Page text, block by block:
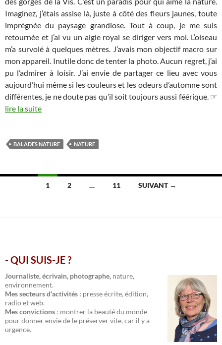
Imaginez, j’étais assise là, juste à côté des fleurs jaunes, toute
imprégnée du paysage grandiose. Tout à coup, je me suis
retournée et j’ai vu un aigle royal se diriger vers moi. L’oiseau
m’a survolé à quelques mètres. J’avais mon objectif macro sur
mon appareil. Inutile donc de tenter la photo. Aucun regret, j’ai
pu l’admirer à loisir. J’ai envie de partager ce lieu avec vous
aujourd’hui même si les couleurs et les odeurs d’automne sont
différentes, je ne doute pas qu’il soit toujours aussi féérique. ☞
lire la suite
BALADES NATURE NATURE
Navigation
articles
1 2 … 11 SUIVANT →
- QUI SUIS-JE ?
Journaliste, écrivain, photographe, nature,
environnement.
Mes secteurs d'activités : presse écrite, édition,
radio et web.
Mes convictions : montrer la beauté du monde
pour donner envie de le préserver vite, car il y a
urgence.